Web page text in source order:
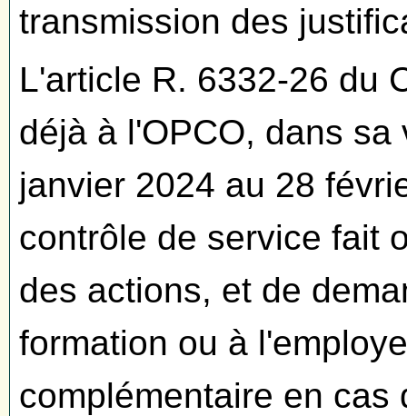
transmission des
L'article R. 6332-26 du
déjà à l'OPCO, dans
janvier 2024 au 28
contrôle de service fait
des actions, et de
formation ou à
complémentaire en cas